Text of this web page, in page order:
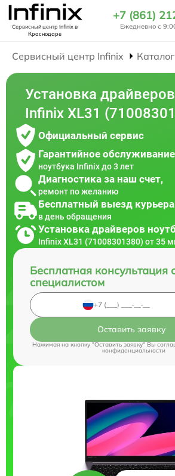
Сервисный центр Infinixв
Краснодаре
+7 (861)
Ежедневно с
Сервисный центр Infinix
Установка
Infinix XL31
Официальный сервис
Гарантийное обслуживание
ноутбука Infinix до 3 лет
Диагностика за наш счет,
ремонт по желанию
Бесплатный выезд курьера
в день обращения
Установка драйверов
Infinix XL31 (71008301380) от 35
Бесплатная консультация
специалистом
Оставить заявку
Нажимая на кнопку "Оставить заявку" Вы
конфиденциальности